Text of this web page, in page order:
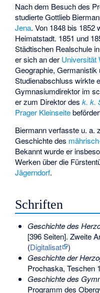
Nach dem Besuch des
studierte Gottlieb
Jena. Von 1848 bis 1852
Heimatstadt. 1851 und
Städtischen Realschule
er sich an der Universität
Geographie, Germanistik
Studienabschluss wirkte
Gymnasiumdirektor im
er zum Direktor desk. k.
Prager Kleinseite
Biermann verfasste u. a.
Geschichte des
Bekannt wurde er
Werken über die
Jägerndorf.
Schriften
Geschichte des
[396 Seiten]. Zweite
(Digitalisat
)
Geschichte der
Prochaska, Teschen
Geschichte des
Programm des